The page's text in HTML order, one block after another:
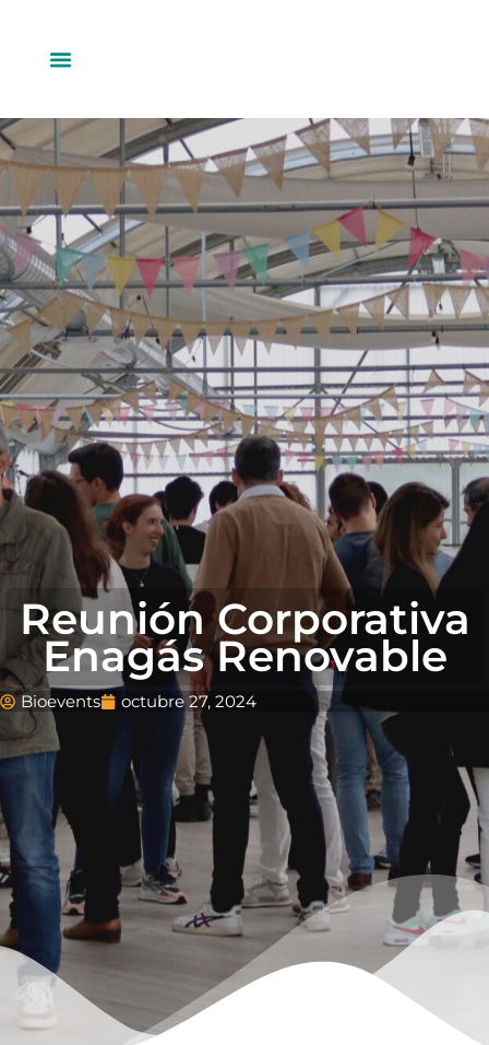
Reunión Corporativa
Enagás Renovable
Bioevents octubre 27, 2024